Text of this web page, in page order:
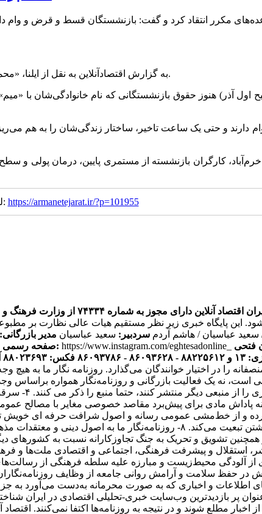
مکرر انتقاد کرد و گفت: بازنشستگان قسط و قرض و وام
به گزارش اقتصادآنلاین به نقل از ایلنا، «محمدحسن موسیوند» دبیر اجرایی خانه کارگر لرستان از تاخیر در پرداخت حقوق آبان انتقاد کرد.
اول آذر) هنوز حقوق بازنشستگانی که نام خانوادگی‌شان با
دارند و حتی یک ساعت تاخیر، ساختار زندگی‌شان را به هم
کارگران بازنشسته از مستمری پایین، درمان پولی و
لینک کوتاه: https://armanetejarat.ir/?p=101955
اقتصاد آنلاین دارای مجوز به شماره ۷۴۳۳۴ از وزارت فرهنگ و ارشاد اسلامی است.
این پایگاه خبری زیر نظر مستقیم هیات عالی نظارت بر
عباسیان / هاشم آردم سردبیر: سعید عباسیان مدیر بازرگانی:
صفحه رسمی اقتصادآنلاین در اینستاگرام: https://www.instagram.com/eghtesadonline_ فتحی
۸۸۰۲۳۶۹۳
را در اختیار خوانندگان می‌گذارد. روزنامه نگار ما
اجتماعی است، نه یک فعالیت بازرگانی و روزنامه‌نگار همواره
هستند. ۳-
و مصالح همگانی از اصول شرافت حرفه‌ای خویشتن تبعیت می‌کند. ۸-
اطلاعات و اخباری که به صورت محرمانه به‌دست می‌آورد
۳۰ الکسا در ایران، به عنوان پر بازدیدترین وب‌سایت خبری-تحلیلی